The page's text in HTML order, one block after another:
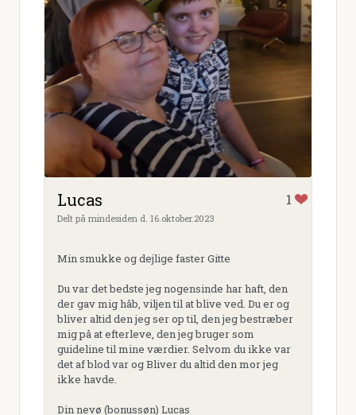
Lucas 1
Delt på mindesiden d. 16.oktober.2023
Min smukke og dejlige faster Gitte
Du var det bedste jeg nogensinde har haft, den
der gav mig håb, viljen til at blive ved. Du er og
bliver altid den jeg ser op til, den jeg bestræber
mig på at efterleve, den jeg bruger som
guideline til mine værdier. Selvom du ikke var
det af blod var og Bliver du altid den mor jeg
ikke havde.
Din nevø (bonussøn) Lucas